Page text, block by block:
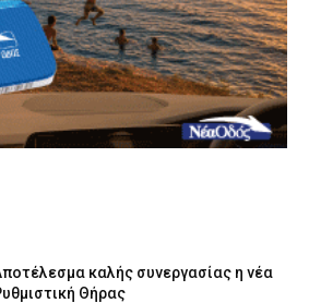
καλής συνεργασίας η νέα
Θήρας